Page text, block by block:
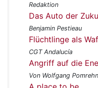
Redaktion
Das Auto der
Benjamin Pestieau
Flüchtlinge als
CGT Andalucía
Angriff auf die
Von Wolfgang Pomrehn